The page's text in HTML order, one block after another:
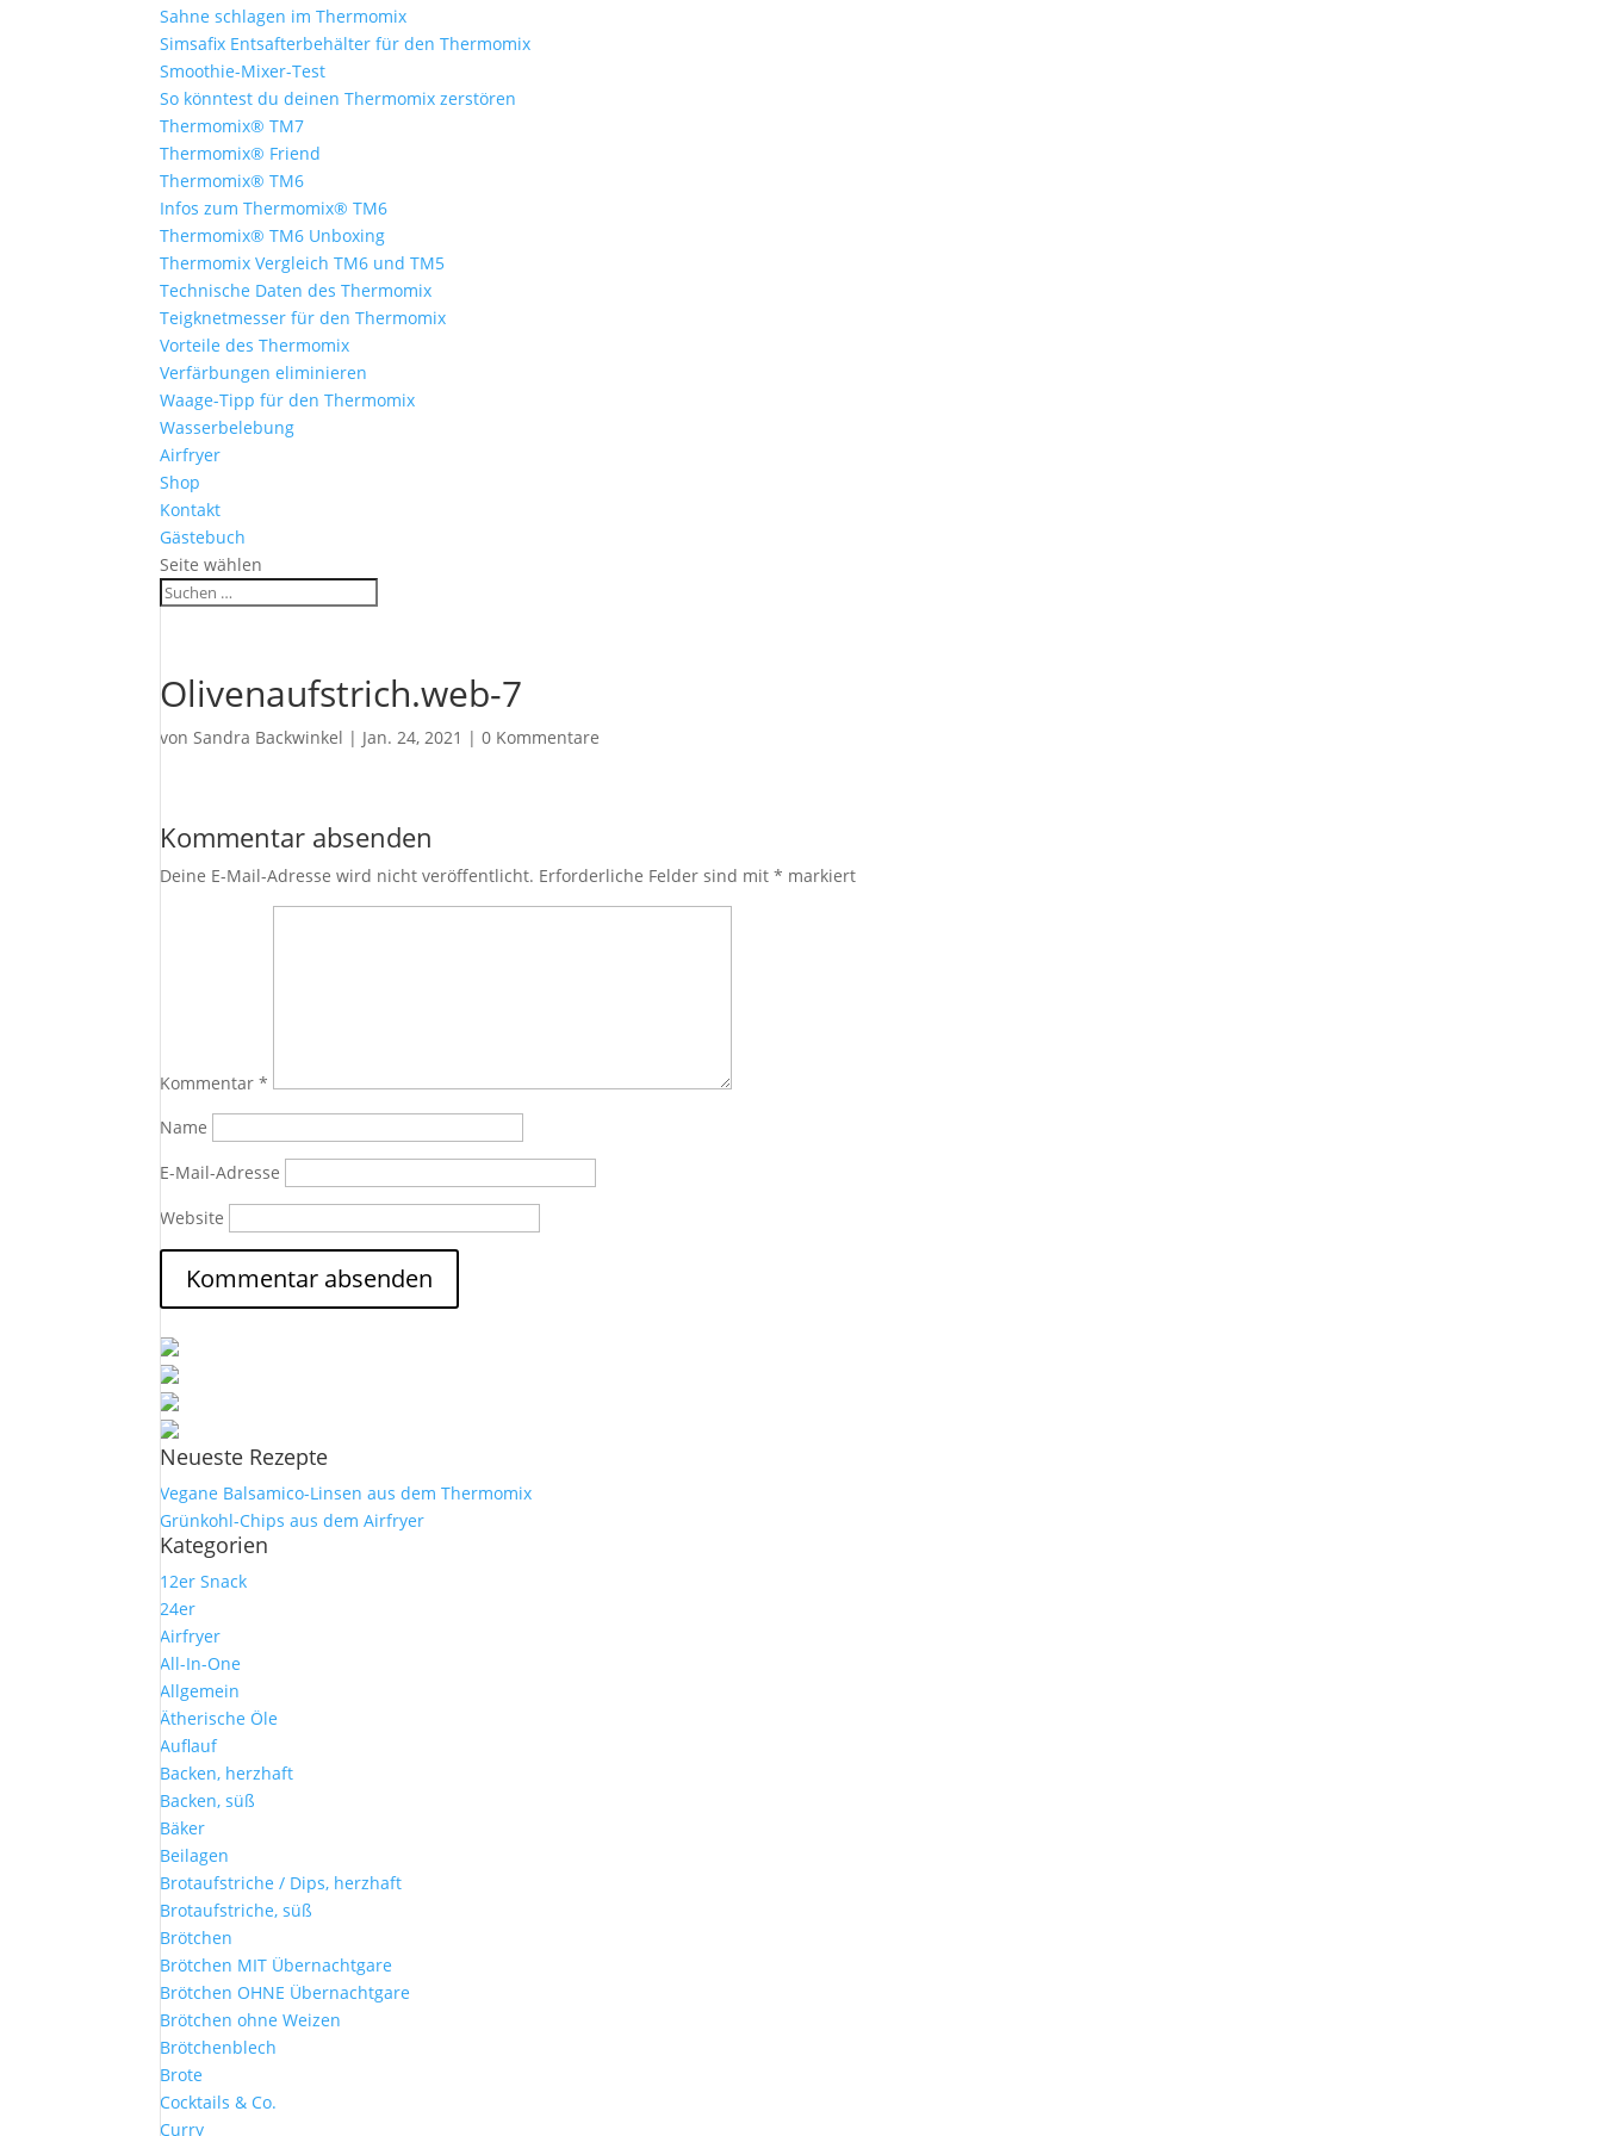
Sahne schlagen im Thermomix
Simsafix Entsafterbehälter für den Thermomix
Smoothie-Mixer-Test
So könntest du deinen Thermomix zerstören
Thermomix® TM7
Thermomix® Friend
Thermomix® TM6
Infos zum Thermomix® TM6
Thermomix® TM6 Unboxing
Thermomix Vergleich TM6 und TM5
Technische Daten des Thermomix
Teigknetmesser für den Thermomix
Vorteile des Thermomix
Verfärbungen eliminieren
Waage-Tipp für den Thermomix
Wasserbelebung
Airfryer
Shop
Kontakt
Gästebuch
Seite wählen
Olivenaufstrich.web-7
vonSandra Backwinkel | Jan. 24, 2021 |0 Kommentare
Kommentar absenden
Deine E-Mail-Adresse wird nicht veröffentlicht. Erforderliche Felder sind mit* markiert
Kommentar*
Name
E-Mail-Adresse
Website
Neueste Rezepte
Vegane Balsamico-Linsen aus dem Thermomix
Grünkohl-Chips aus dem Airfryer
Kategorien
12er Snack
24er
Airfryer
All-In-One
Allgemein
Ätherische Öle
Auflauf
Backen, herzhaft
Backen, süß
Bäker
Beilagen
Brotaufstriche / Dips, herzhaft
Brotaufstriche, süß
Brötchen
Brötchen MIT Übernachtgare
Brötchen OHNE Übernachtgare
Brötchen ohne Weizen
Brötchenblech
Brote
Cocktails & Co.
Curry